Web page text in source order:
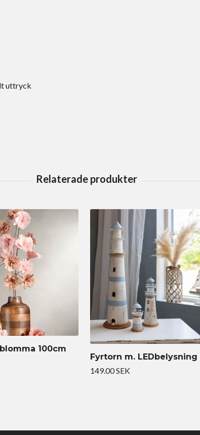
uttryck
100cm
Fyrtorn m. LEDbelysning
149.00 SEK